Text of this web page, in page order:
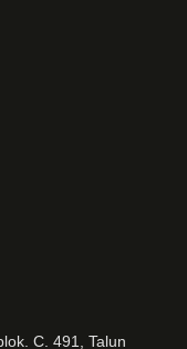
C. 491, Talun